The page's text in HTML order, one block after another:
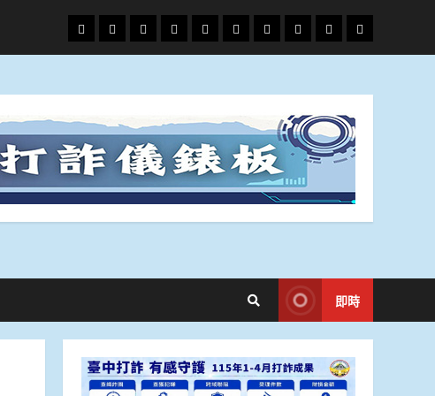
頭
條
財
經
地
方.
文
教.
專
題
娛
樂
政
治
國
際
運
動
生
活
即時